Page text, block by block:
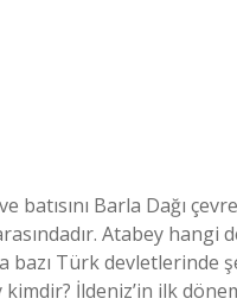
Barla Dağı
Atabey hangi
bazı Türk devletlerinde
İldeniz’in ilk